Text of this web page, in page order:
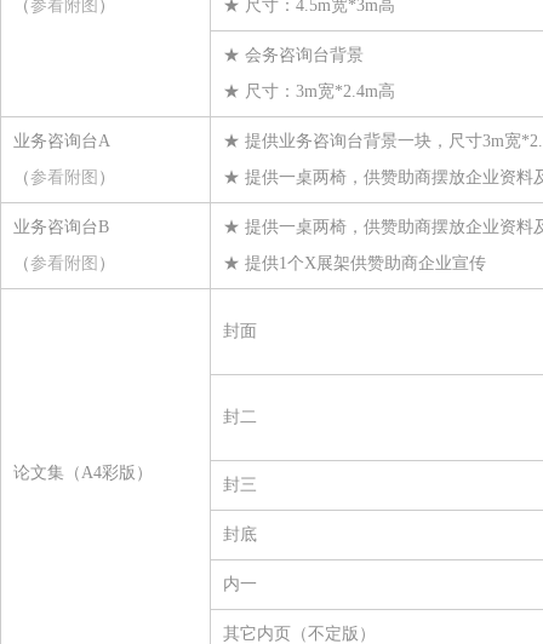
江西梦娜科维材料有限公司
青岛中盛拓普纺织有限公司
浙江横店进出口有限公司
苏州力保龙新材料有限公司
山东金信空调集团股份有限公司
江苏威名石化有限公司
重庆建峰工业集团有限公司
浙江宇丰机械有限公司
宁波经济技术开发区希科新材料有限公司
力宝龙（上海）国际贸易有限公司
（参看附图 ） ★ 尺寸：4.5m宽*3m高
★ 会务咨询台背景
★ 尺寸：3m宽*2.4m高
业务咨询台A
（参看附图 ）
★ 提供业务咨询台背景一块，尺寸3m宽
★ 提供一桌两椅，供赞助商摆放企业资料
业务咨询台B
（参看附图 ）
★ 提供一桌两椅，供赞助商摆放企业资料
★ 提供1个X展架供赞助商企业宣传
论文集（A4彩版）
封面
封二
封三
封底
内一
其它内页（不定版）